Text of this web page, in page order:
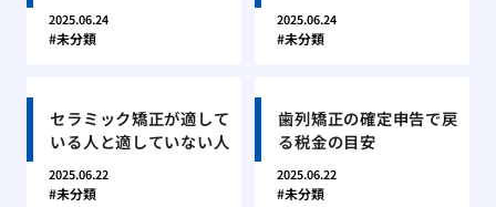
2025.06.24
未分類
2025.06.24
未分類
セラミック矯正が適して
いる人と適していない人
2025.06.22
未分類
歯列矯正の確定申告で戻
る税金の目安
2025.06.22
未分類